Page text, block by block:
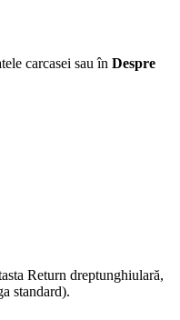
carcasei sau în Despre
Return dreptunghiulară,
standard).